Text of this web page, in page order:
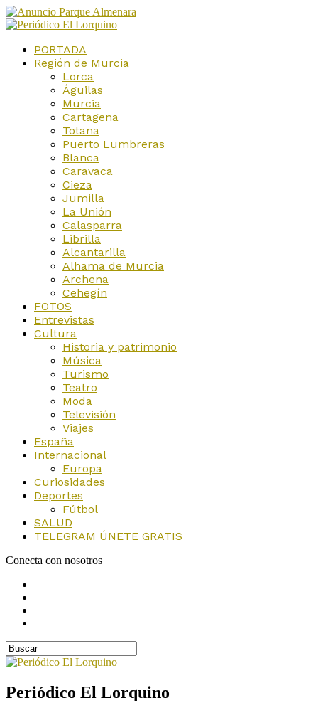
PORTADA
Región de Murcia
Lorca
Águilas
Murcia
Cartagena
Totana
Puerto Lumbreras
Blanca
Caravaca
Cieza
Jumilla
La Unión
Calasparra
Librilla
Alcantarilla
Alhama de Murcia
Archena
Cehegín
FOTOS
Entrevistas
Cultura
Historia y patrimonio
Música
Turismo
Teatro
Moda
Televisión
Viajes
España
Internacional
Europa
Curiosidades
Deportes
Fútbol
SALUD
TELEGRAM ÚNETE GRATIS
Conecta con nosotros
Periódico El Lorquino